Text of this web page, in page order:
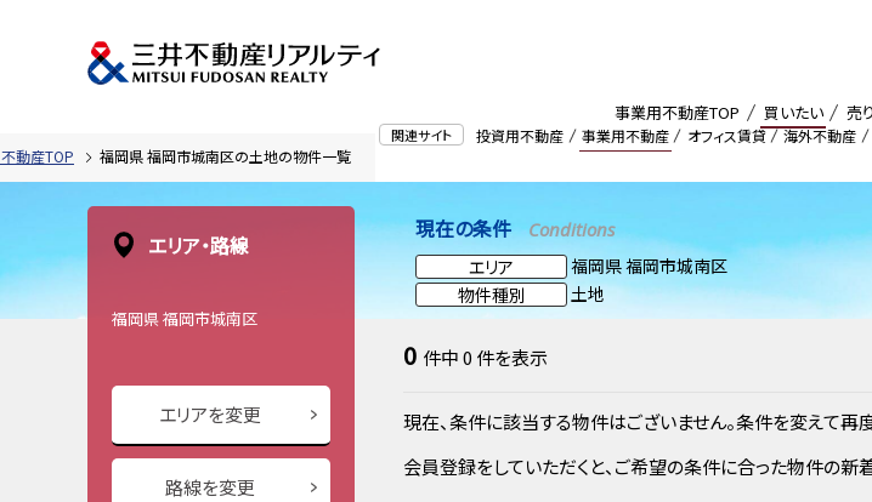
関連サイト 投資用不動産 事業用不動産 オフィス賃貸 海外不動産
事業用不動産TOP 買いたい 売
動産TOP 福岡県 福岡市城南区の土地の物件一覧
現在の条件 Conditions
エリア
福岡県 福岡市城南区
物件種別
土地
0 件中0 件を表示
現在、条件に該当する物件はございません。条件を変えて再
会員登録をしていただくと、ご希望の条件に合った物件の新
エリア・路線
福岡県 福岡市城南区
エリアを変更
路線を変更